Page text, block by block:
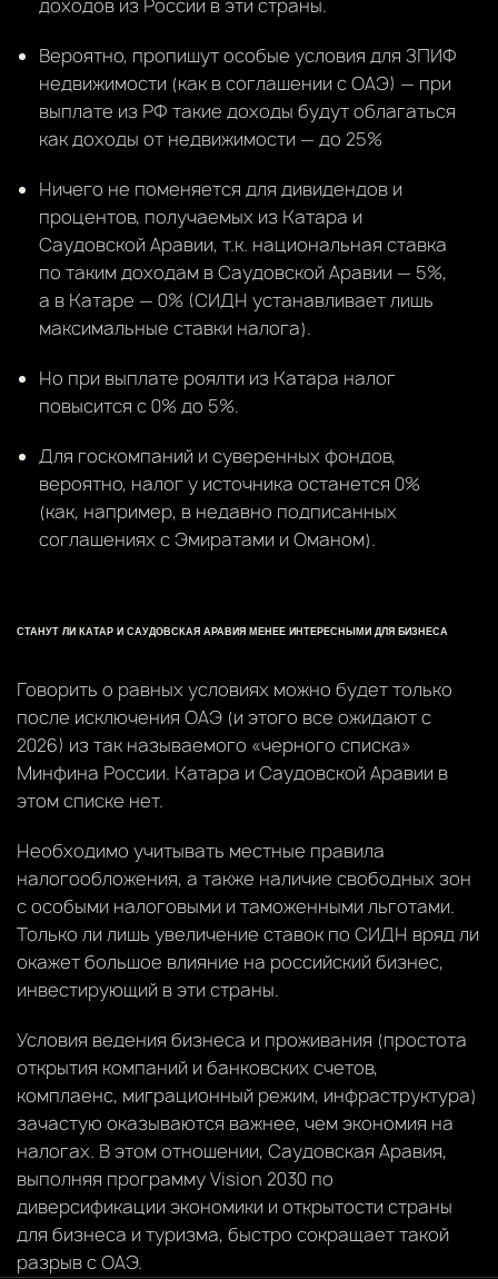
доходов из России в эти страны.
Вероятно, пропишут особые условия для ЗПИФ
недвижимости (как в соглашении с ОАЭ) — при
выплате из РФ такие доходы будут облагаться
как доходы от недвижимости — до 25%
Ничего не поменяется для дивидендов и
процентов, получаемых из Катара и
Саудовской Аравии, т.к. национальная ставка
по таким доходам в Саудовской Аравии — 5%,
а в Катаре — 0% (СИДН устанавливает лишь
максимальные ставки налога).
Но при выплате роялти из Катара налог
повысится с 0% до 5%.
Для госкомпаний и суверенных фондов,
вероятно, налог у источника останется 0%
(как, например, в недавно подписанных
соглашениях с Эмиратами и Оманом).
СТАНУТ ЛИ КАТАР И САУДОВСКАЯ АРАВИЯ МЕНЕЕ ИНТЕРЕСНЫМИ ДЛЯ БИЗНЕСА
Говорить о равных условиях можно будет только
после исключения ОАЭ (и этого все ожидают с
2026) из так называемого «черного списка»
Минфина России. Катара и Саудовской Аравии в
этом списке нет.
Необходимо учитывать местные правила
налогообложения, а также наличие свободных зон
с особыми налоговыми и таможенными льготами.
Только ли лишь увеличение ставок по СИДН вряд ли
окажет большое влияние на российский бизнес,
инвестирующий в эти страны.
Условия ведения бизнеса и проживания (простота
открытия компаний и банковских счетов,
комплаенс, миграционный режим, инфраструктура)
зачастую оказываются важнее, чем экономия на
налогах. В этом отношении, Саудовская Аравия,
выполняя программу Vision 2030 по
диверсификации экономики и открытости страны
для бизнеса и туризма, быстро сокращает такой
разрыв с ОАЭ.